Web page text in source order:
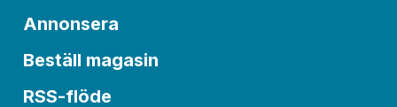
Annonsera
Beställ magasin
RSS-flöde